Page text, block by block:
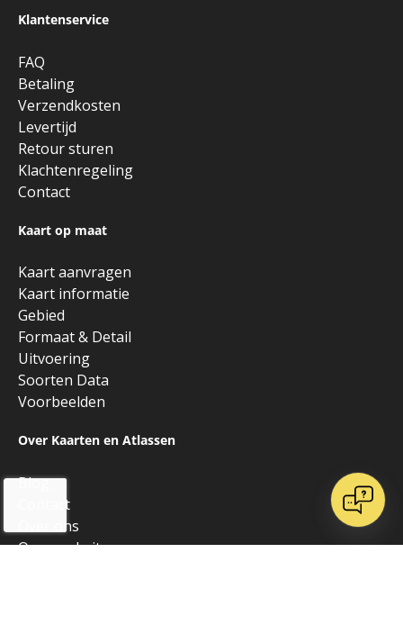
Klantenservice
FAQ
Betaling
Verzendkosten
Levertijd
Retour sturen
Klachtenregeling
Contact
Kaart op maat
Kaart aanvragen
Kaart informatie
Gebied
Formaat & Detail
Uitvoering
Soorten Data
Voorbeelden
Over Kaarten en Atlassen
Blog
Contact
Over ons
Onze websites